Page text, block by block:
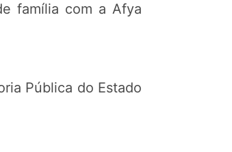
família com a Afya
Pública do Estado